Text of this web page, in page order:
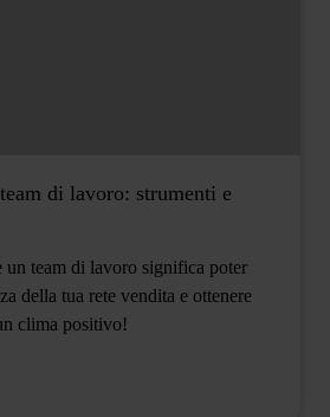
di lavoro: strumenti e
un team di lavoro significa poter
della tua rete vendita e ottenere
clima positivo!